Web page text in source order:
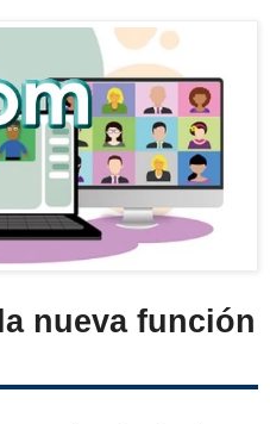
nueva función